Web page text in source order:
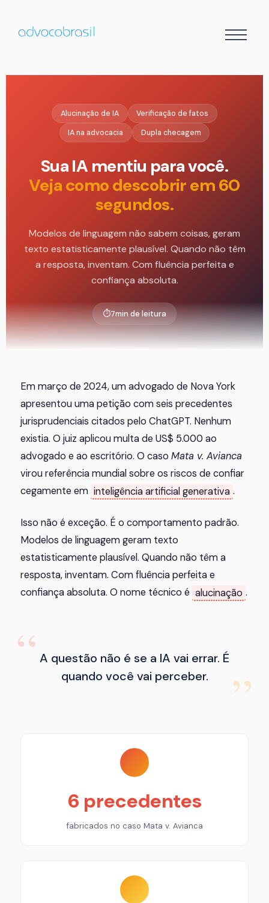
Alucinação de IA
Verificação de fatos
IA na advocacia
Dupla checagem
Sua IA mentiu para você.
Veja como descobrir em 60
segundos.
Modelos de linguagem não sabem coisas, geram
texto estatisticamente plausível. Quando não têm
a resposta, inventam. Com fluência perfeita e
confiança absoluta.
⏱7min de leitura
Em março de 2024, um advogado de Nova York
apresentou uma petição com seis precedentes
jurisprudenciais citados pelo ChatGPT. Nenhum
existia. O juiz aplicou multa de US$ 5.000 ao
advogado e ao escritório. O caso Mata v. Avianca
virou referência mundial sobre os riscos de confiar
cegamente em inteligência artificial generativa .
Isso não é exceção. É o comportamento padrão.
Modelos de linguagem geram texto
estatisticamente plausível. Quando não têm a
resposta, inventam. Com fluência perfeita e
confiança absoluta. O nome técnico é alucinação .
A questão não é se a IA vai errar. É
quando você vai perceber.
6 precedentes
fabricados no caso Mata v. Avianca